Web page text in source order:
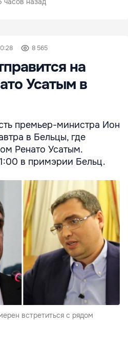
8 565
на
Усатым в
премьер-министра Ион
в Бельцы, где
Ренато Усатым.
в примэрии Бельц.
встретиться с рядом